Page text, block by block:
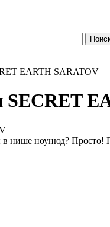
EARTH SARATOV
SECRET
нише ноунюд? Просто!